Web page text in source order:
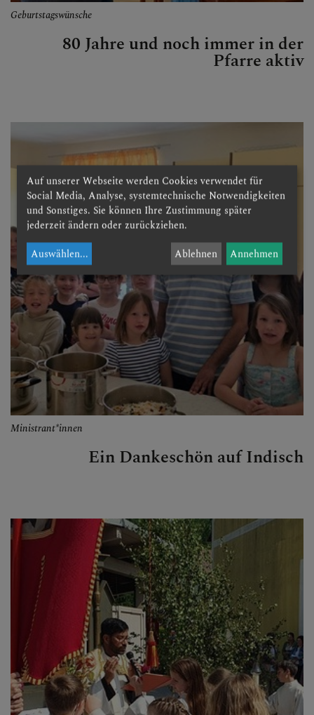
Geburtstagswünsche
80 Jahre und noch immer in der
Pfarre aktiv
Ministrant*innen
Ein Dankeschön auf Indisch
Auf unserer Webseite werden Cookies verwendet für
Social Media, Analyse, systemtechnische Notwendigkeiten
und Sonstiges. Sie können Ihre Zustimmung später
jederzeit ändern oder zurückziehen.
Auswählen... Ablehnen Annehmen